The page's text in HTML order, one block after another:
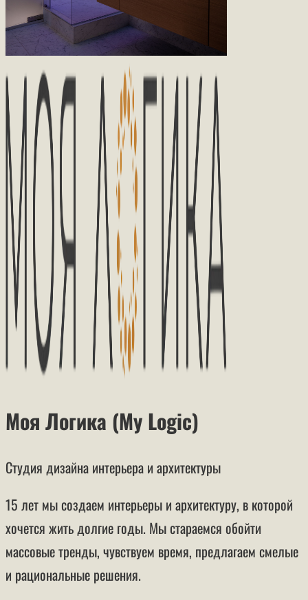
Моя Логика (My Logic)
Студия дизайна интерьера и архитектуры
15 лет мы создаем интерьеры и архитектуру, в которой
хочется жить долгие годы. Мы стараемся обойти
массовые тренды, чувствуем время, предлагаем смелые
и рациональные решения.